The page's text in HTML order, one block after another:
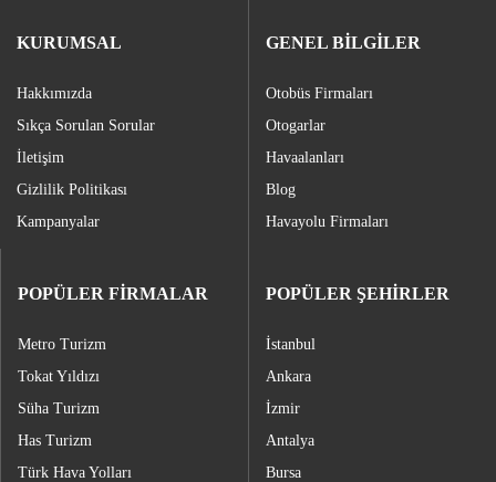
KURUMSAL
Hakkımızda
Sıkça Sorulan Sorular
İletişim
Gizlilik Politikası
Kampanyalar
GENEL BİLGİLER
Otobüs Firmaları
Otogarlar
Havaalanları
Blog
Havayolu Firmaları
POPÜLER FİRMALAR
Metro Turizm
Tokat Yıldızı
Süha Turizm
Has Turizm
Türk Hava Yolları
POPÜLER ŞEHİRLER
İstanbul
Ankara
İzmir
Antalya
Bursa